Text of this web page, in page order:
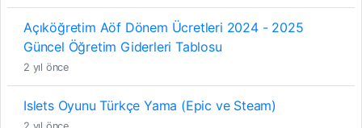
Açıköğretim Aöf Dönem Ücretleri 2024 - 2025
Güncel Öğretim Giderleri Tablosu
2 yıl önce
Islets Oyunu Türkçe Yama (Epic ve Steam)